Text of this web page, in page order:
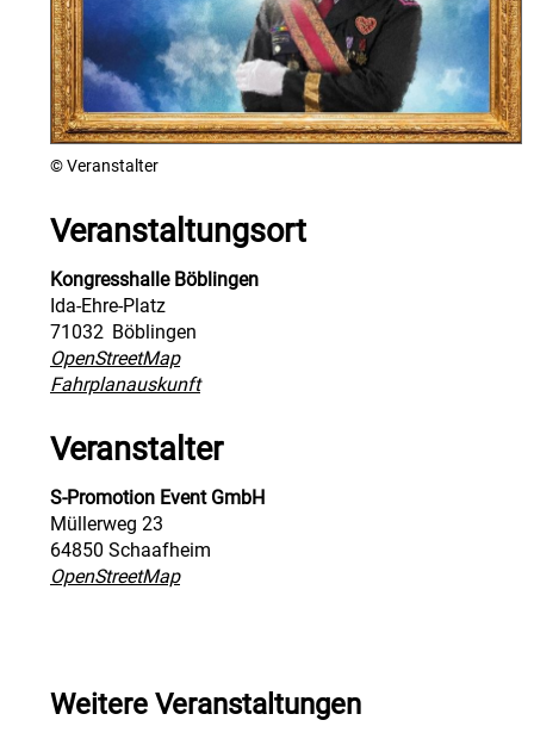
© Veranstalter
Veranstaltungsort
Kongresshalle Böblingen
Ida-Ehre-Platz
71032 Böblingen
OpenStreetMap
Fahrplanauskunft
Veranstalter
S-Promotion Event GmbH
Müllerweg 23
64850 Schaafheim
OpenStreetMap
Weitere Veranstaltungen